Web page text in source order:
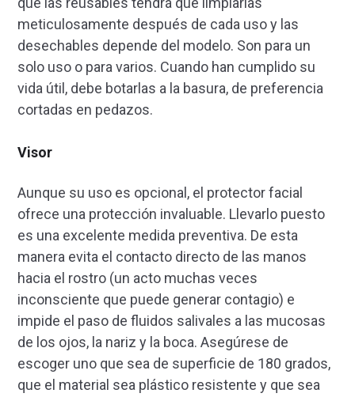
meticulosamente después de cada uso y las
desechables depende del modelo. Son para un
solo uso o para varios. Cuando han cumplido su
vida útil, debe botarlas a la basura, de preferencia
cortadas en pedazos.
Visor
Aunque su uso es opcional, el protector facial
ofrece una protección invaluable. Llevarlo puesto
es una excelente medida preventiva. De esta
manera evita el contacto directo de las manos
hacia el rostro (un acto muchas veces
inconsciente que puede generar contagio) e
impide el paso de fluidos salivales a las mucosas
de los ojos, la nariz y la boca. Asegúrese de
escoger uno que sea de superficie de 180 grados,
que el material sea plástico resistente y que sea